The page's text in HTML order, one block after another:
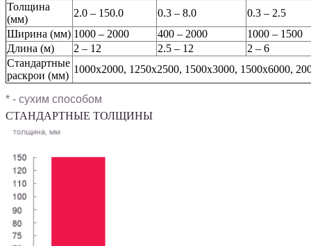
Толщина
(мм)
2.0 – 150.0 0.3 – 8.0
0.3 – 2.5
Ширина (мм) 1000 – 2000 400 – 2000
1000 – 1500
Длина (м)
2 – 12 2.5 – 12
2 – 6
Стандартные
раскрои (мм)
1000х2000, 1250х2500, 1500х3000, 1500х6000,
* - сухим способом
СТАНДАРТНЫЕ ТОЛЩИНЫ